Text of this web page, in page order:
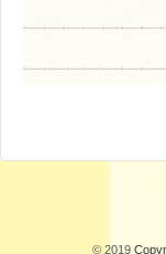
© 2019